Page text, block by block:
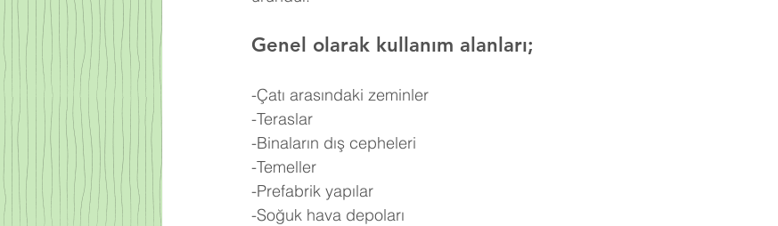
Genel olarak kullanım alanları;
-Çatı arasındaki zeminler
-Teraslar
-Binaların dış cepheleri
-Temeller
-Prefabrik yapılar
-Soğuk hava depoları